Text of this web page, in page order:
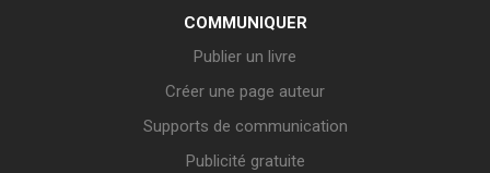
COMMUNIQUER
Publier un livre
Créer une page auteur
Supports de communication
Publicité gratuite